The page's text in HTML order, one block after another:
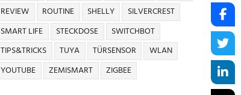
REVIEW
ROUTINE SHELLY
SILVERCREST
SMART LIFE
STECKDOSE
SWITCHBOT
TIPS&TRICKS
TUYA TÜRSENSOR
WLAN
YOUTUBE
ZEMISMART ZIGBEE